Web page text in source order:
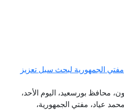
الجمهورية لبحث سبل تعزيز
محافظ بورسعيد، اليوم الأحد،
عياد، مفتي الجمهورية،